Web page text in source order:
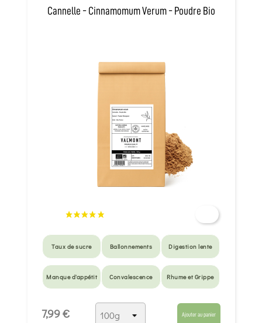
Cannelle - Cinnamomum Verum - Poudre Bio
Taux de sucre Ballonnements Digestion lente
Manque d'appétit Convalescence Rhume et Grippe
7,99 € Ajouter au panier